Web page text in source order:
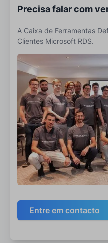
Precisa falar com
A Caixa de Ferramentas
Clientes Microsoft RDS.
Entre em contacto